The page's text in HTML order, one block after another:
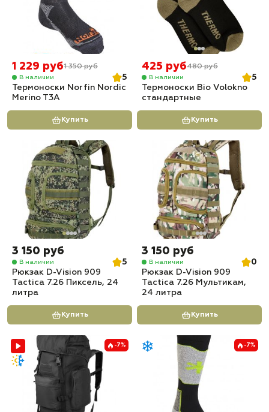
1 229 руб1 350 руб
В наличии
5
Термоноски Norfin Nordic
Merino T3A
Купить
425 руб480 руб
В наличии
5
Термоноски Bio Volokno
стандартные
Купить
3 150 руб
В наличии
5
Рюкзак D-Vision 909
Tactica 7.26 Пиксель, 24
литра
Купить
3 150 руб
В наличии
0
Рюкзак D-Vision 909
Tactica 7.26 Мультикам,
24 литра
Купить
-7% -7%